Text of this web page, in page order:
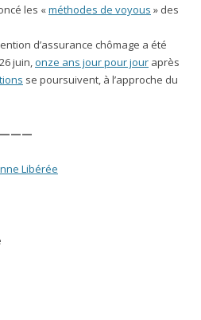
les «méthodes de voyous » des
d’assurance chômage a été
juin,onze ans jour pour jour après
se poursuivent, à l’approche du
Libérée